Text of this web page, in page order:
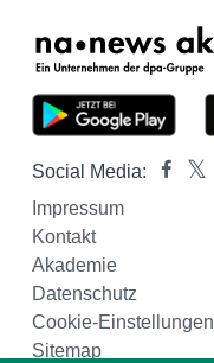
Social Media:
Impressum
Kontakt
Akademie
Datenschutz
Cookie-Einstellungen
Sitemap